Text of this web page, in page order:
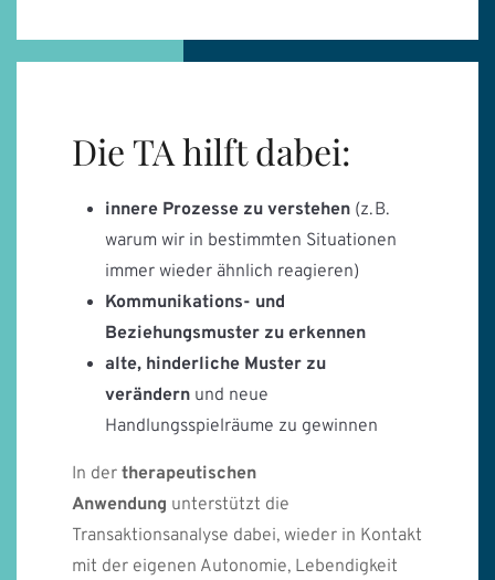
Die TA hilft dabei:
innere Prozesse zu verstehen (z. B.
warum wir in bestimmten Situationen
immer wieder ähnlich reagieren)
Kommunikations- und
Beziehungsmuster zu erkennen
alte, hinderliche Muster zu
verändern und neue
Handlungsspielräume zu gewinnen
In der therapeutischen
Anwendung unterstützt die
Transaktionsanalyse dabei, wieder in Kontakt
mit der eigenen Autonomie, Lebendigkeit